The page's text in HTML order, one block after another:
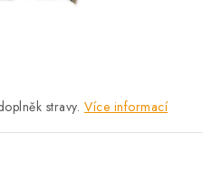
stravy. Více informací